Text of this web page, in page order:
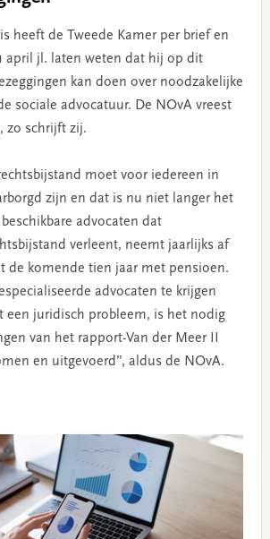
heeft de Tweede Kamer per brief en
april jl. laten weten dat hij op dit
kan doen over noodzakelijke
sociale advocatuur. De NOvA vreest
zo schrijft zij.
moet voor iedereen in
zijn en dat is nu niet langer het
advocaten dat
verleent, neemt jaarlijks af
de komende tien jaar met pensioen.
advocaten te krijgen
een juridisch probleem, is het nodig
van het rapport-Van der Meer II
en uitgevoerd”, aldus de NOvA.